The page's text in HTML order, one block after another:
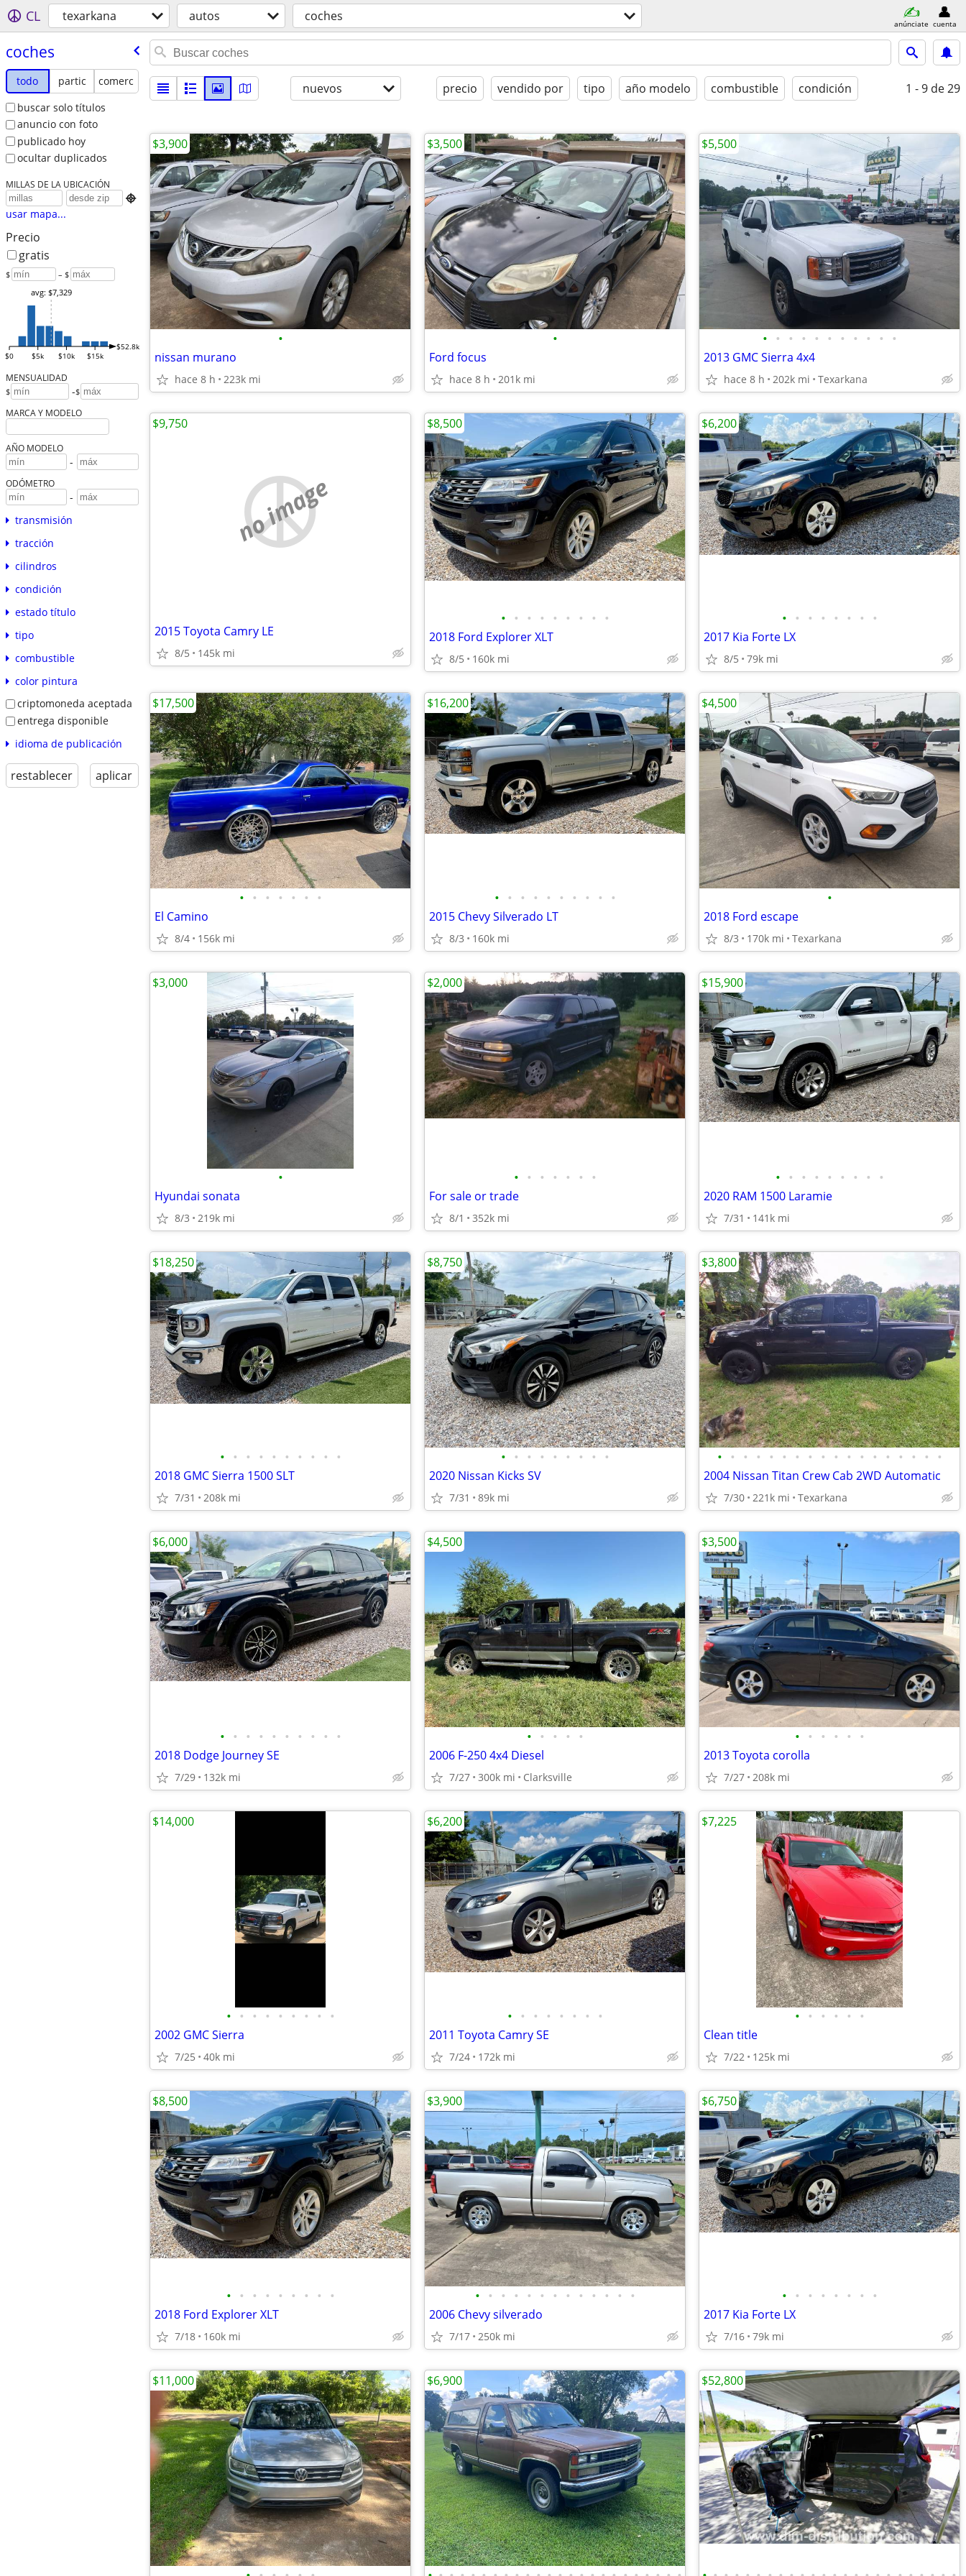
CL texarkana autos coches anúnciate cuenta
coches
todo partic
comerc
buscar solo títulos
anuncio con foto
publicado hoy
ocultar duplicados
MILLAS DE LA UBICACIÓN

usar mapa...
Precio
gratis
$ – $
$0 $5k $10k $15k
$52.8k
avg: $7,329
MENSUALIDAD
$ -$
MARCA Y MODELO
AÑO MODELO
-
ODÓMETRO
-
transmisión
tracción
cilindros
condición
estado título
tipo
combustible
color pintura
criptomoneda aceptada
entrega disponible
idioma de publicación
restablecer aplicar
nuevos precio vendido por tipo año modelo combustible condición 1 - 9 de 29
•
nissan murano
hace 8 h 223k mi
$3,900
•
Ford focus
hace 8 h 201k mi
$3,500
• • • • • • • • • • •
2013 GMC Sierra 4x4
hace 8 h 202k mi Texarkana
$5,500
no image
2015 Toyota Camry LE
8/5 145k mi
$9,750
• • • • • • • • •
2018 Ford Explorer XLT
8/5 160k mi
$8,500
• • • • • • • •
2017 Kia Forte LX
8/5 79k mi
$6,200
• • • • • • •
El Camino
8/4 156k mi
$17,500
• • • • • • • • • •
2015 Chevy Silverado LT
8/3 160k mi
$16,200
•
2018 Ford escape
8/3 170k mi Texarkana
$4,500
•
Hyundai sonata
8/3 219k mi
$3,000
• • • • • • •
For sale or trade
8/1 352k mi
$2,000
• • • • • • • • •
2020 RAM 1500 Laramie
7/31 141k mi
$15,900
• • • • • • • • • •
2018 GMC Sierra 1500 SLT
7/31 208k mi
$18,250
• • • • • • • • •
2020 Nissan Kicks SV
7/31 89k mi
$8,750
• • • • • • • • • • • • • • • • • •
2004 Nissan Titan Crew Cab 2WD Automatic
7/30 221k mi Texarkana
$3,800
• • • • • • • • • •
2018 Dodge Journey SE
7/29 132k mi
$6,000
• • • • •
2006 F-250 4x4 Diesel
7/27 300k mi Clarksville
$4,500
• • • • • •
2013 Toyota corolla
7/27 208k mi
$3,500
• • • • • • • • •
2002 GMC Sierra
7/25 40k mi
$14,000
• • • • • • • •
2011 Toyota Camry SE
7/24 172k mi
$6,200
• • • • • •
Clean title
7/22 125k mi
$7,225
• • • • • • • • •
2018 Ford Explorer XLT
7/18 160k mi
$8,500
• • • • • • • • • • • • •
2006 Chevy silverado
7/17 250k mi
$3,900
• • • • • • • •
2017 Kia Forte LX
7/16 79k mi
$6,750
$11,000 $6,900 $52,800